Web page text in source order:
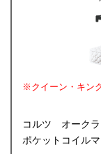
※クイーン・キン
コルツ オークラ
ポケットコイル